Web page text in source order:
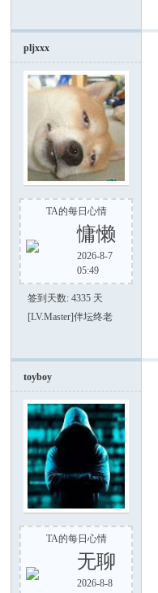
谈-
手
筒
pljxxx
TA的每日心情
慵懒
2026-8-7
05:49
签到天数: 4335 天
[LV.Master]伴坛终老
toyboy
TA的每日心情
无聊
2026-8-8